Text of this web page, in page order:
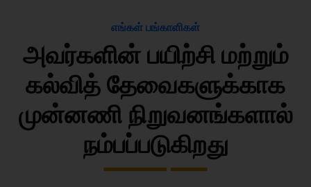
எங்கள் பங்காளிகள்
அவர்களின் பயிற்சி மற்றும்
கல்வித் தேவைகளுக்காக
முன்னணி நிறுவனங்களால்
நம்பப்படுகிறது